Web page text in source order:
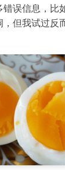
错误信息，比
但我试过反